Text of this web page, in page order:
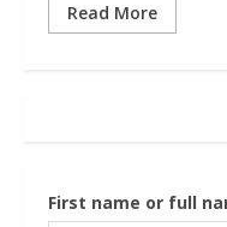
Read More
First name or full